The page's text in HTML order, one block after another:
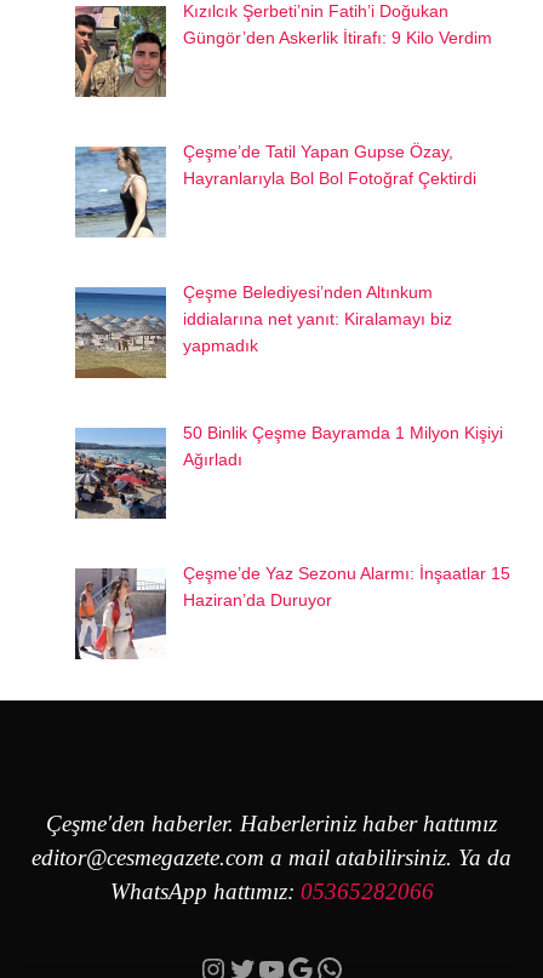
Kızılcık Şerbeti’nin Fatih’i Doğukan
Güngör’den Askerlik İtirafı: 9 Kilo Verdim
Çeşme’de Tatil Yapan Gupse Özay,
Hayranlarıyla Bol Bol Fotoğraf Çektirdi
Çeşme Belediyesi’nden Altınkum
iddialarına net yanıt: Kiralamayı biz
yapmadık
50 Binlik Çeşme Bayramda 1 Milyon Kişiyi
Ağırladı
Çeşme’de Yaz Sezonu Alarmı: İnşaatlar 15
Haziran’da Duruyor
Çeşme'den haberler. Haberleriniz haber hattımız
editor@cesmegazete.com a mail atabilirsiniz. Ya da
WhatsApp hattımız: 05365282066
Instagram
Twitter
YouTube
Google
https://wa.me/